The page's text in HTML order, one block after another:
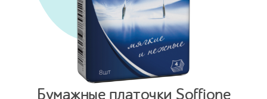
Бумажные платочки Soffione